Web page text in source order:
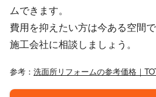
ムできます。
費用を抑えたい方は今ある空間
施工会社に相談しましょう。
参考： 洗面所リフォームの参考価格｜